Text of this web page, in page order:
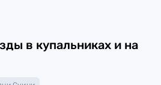
в купальниках и на